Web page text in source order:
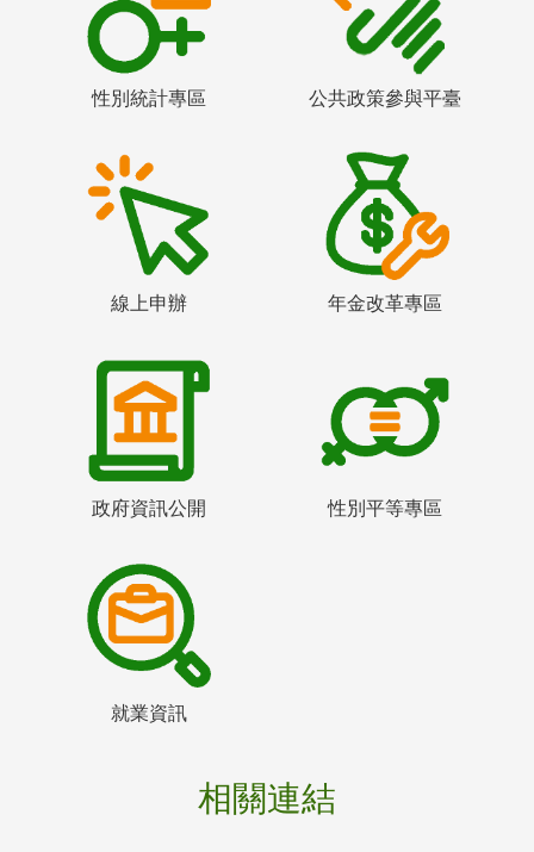
性別統計專區 公共政策參與平臺
線上申辦 年金改革專區
政府資訊公開 性別平等專區
就業資訊
相關連結